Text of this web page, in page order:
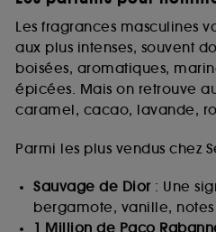
Les fragrances masculines
aux plus intenses, souvent
boisées, aromatiques,
épicées. Mais on retrouve
caramel, cacao, lavande,
Parmi les plus vendus chez
Sauvage de Dior: Une
bergamote, vanille,
1 Million de Paco